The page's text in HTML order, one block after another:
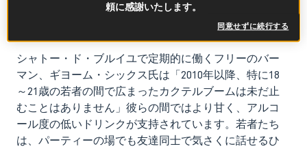
シャトー・ド・ブルイユで定期的に働くフリーのバー
マン、ギヨーム・シックス氏は「2010年以降、特に18
～21歳の若者の間で広まったカクテルブームは未だ止
むことはありません」彼らの間ではより甘く、アルコ
ール度の低いドリンクが支持されています。若者たち
は、パーティーの場でも友達同士で気さくに話せるひ
頼に感謝いたします。
同意せずに続行する